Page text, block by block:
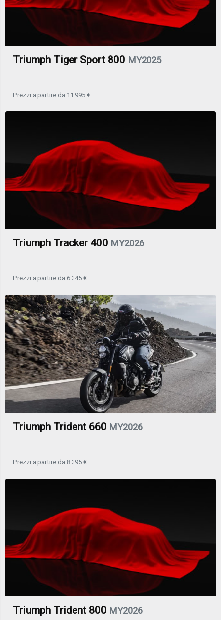
Triumph Tiger Sport 800 MY2025
Prezzi a partire da 11.995 €
Triumph Tracker 400 MY2026
Prezzi a partire da 6.345 €
Triumph Trident 660 MY2026
Prezzi a partire da 8.395 €
Triumph Trident 800 MY2026